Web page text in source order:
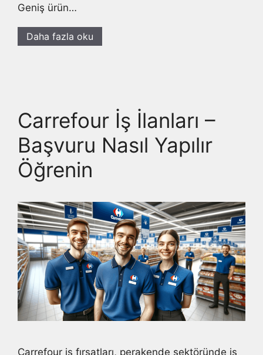
Geniş ürün…
Daha fazla oku
Carrefour İş İlanları –
Başvuru Nasıl Yapılır
Öğrenin
Carrefour iş fırsatları, perakende sektöründe iş